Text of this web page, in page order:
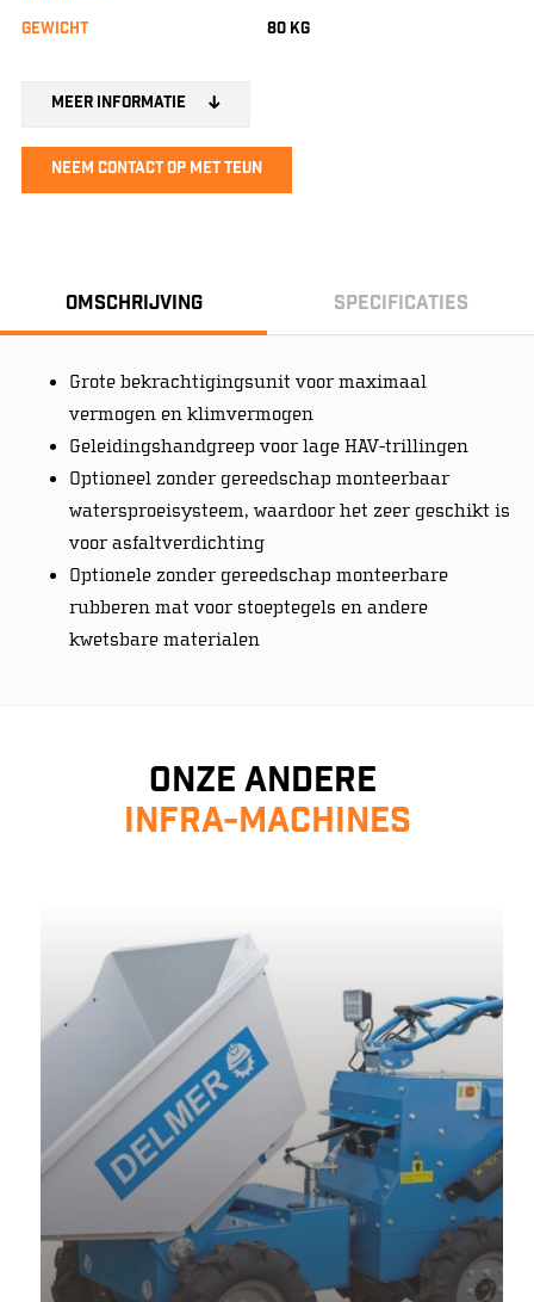
Gewicht
80 kg
Meer informatie
Neem contact op met Teun
Omschrijving Specificaties
Grote bekrachtigingsunit voor maximaal
vermogen en klimvermogen
Geleidingshandgreep voor lage HAV-trillingen
Optioneel zonder gereedschap monteerbaar
watersproeisysteem, waardoor het zeer geschikt is
voor asfaltverdichting
Optionele zonder gereedschap monteerbare
rubberen mat voor stoeptegels en andere
kwetsbare materialen
Onze andere
infra-machines